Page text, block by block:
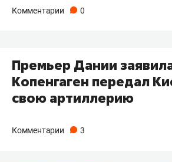
Комментарии 0
Премьер Дании
Копенгаген передал
свою артиллерию
Комментарии 3